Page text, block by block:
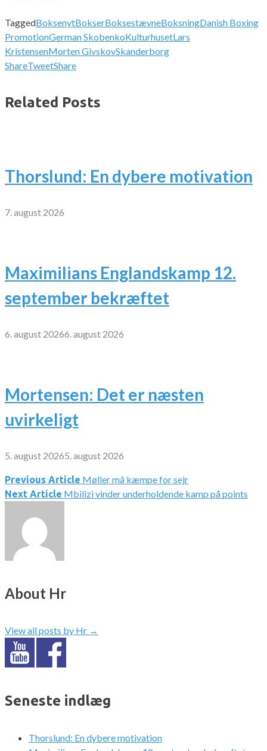
TaggedBoksenytBokserBoksestævneBoksningDanish Boxing
PromotionGerman SkobenkoKulturhusetLars
KristensenMorten GivskovSkanderborg
ShareTweetShare
Related Posts
Thorslund: En dybere motivation
7. august 2026
Maximilians Englandskamp 12.
september bekræftet
6. august 20266. august 2026
Mortensen: Det er næsten
uvirkeligt
5. august 20265. august 2026
Indlægsnavigation
Previous Article Møller må kæmpe for sejr
Next Article Mbilizi vinder underholdende kamp på points
About Hr
View all posts by Hr →
Seneste indlæg
Thorslund: En dybere motivation